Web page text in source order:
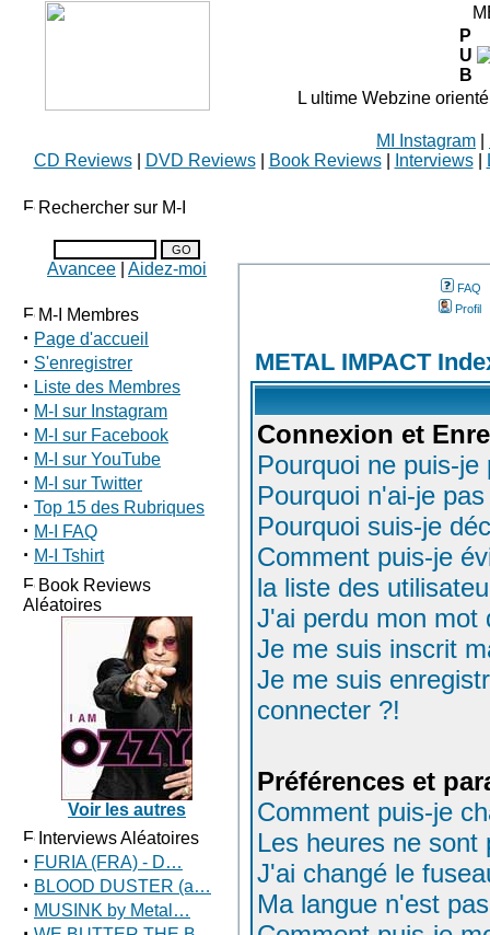
P
U
B
L ultime Webzine
MI Instagram
CD Reviews| DVD Reviews| Book Reviews| Interviews|
Rechercher sur M-I
Avancee Aidez-moi
M-I Membres
· Page d'accueil
· S'enregistrer
· Liste des Membres
· M-I sur Instagram
· M-I sur Facebook
· M-I sur YouTube
· M-I sur Twitter
· Top 15 des Rubriques
· M-I FAQ
· M-I Tshirt
Book Reviews
Aléatoires
Voir les autres
Interviews Aléatoires
· FURIA (FRA) - D…
· BLOOD DUSTER (a…
· MUSINK by Metal…
FAQ
Profil
METAL IMPACT
Connexion et
Pourquoi ne puis-
Pourquoi n'ai-je
Pourquoi suis-je
Comment puis-je
la liste des
J'ai perdu mon mot
Je me suis inscrit
Je me suis
connecter ?!
Préférences et
Comment puis-je
Les heures ne sont
J'ai changé le
Ma langue n'est